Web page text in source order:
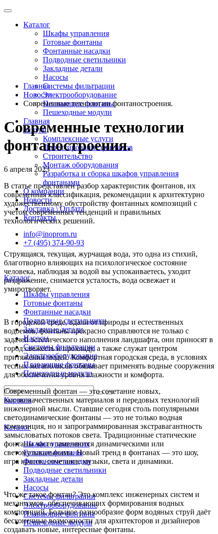
Каталог
Шкафы управления
Готовые фонтаны
Фонтанные насадки
Подводные светильники
Закладные детали
Насосы
Системы фильтрации
Электрооборудование
Плавающие фонтаны
Пешеходные модули
Главная
Услуги
Комплексные услуги
Проектирование фонтанов
Строительство
Монтаж оборудования
Разработка и сборка шкафов управления
фонтанами
О компании
Новости
Доставка \ Оплата
Контакты
info@inoprom.ru
+7 (495) 374-90-93
Каталог
Шкафы управления
Готовые фонтаны
Фонтанные насадки
Подводные светильники
Закладные детали
Насосы
Системы фильтрации
Электрооборудование
Плавающие фонтаны
Пешеходные модули
Корзина
Каталог
Шкафы управления
Готовые фонтаны
Фонтанные насадки
Подводные светильники
Закладные детали
Насосы
Системы фильтрации
Электрооборудование
Плавающие фонтаны
Пешеходные модули
Главная
Новости
Современные технологии фонтаностроения.
Современные технологии
фонтаностроения.
6 апреля 2023
В статье представлен разбор характеристик фонтанов, их
современная классификация, рекомендации к архитектурно
художественному обустройству фонтанных композиций с
учетом современных тенденций и правильных
технологических решений.
Струящаяся, текущая, журчащая вода, это одна из стихий,
благотворно влияющих на психологическое состояние
человека, наблюдая за водой вы успокаиваетесь, уходит
раздражение, снимается усталость, вода освежает и
умиротворяет.
В городской среде, вдали от природы и естественных
водоемов, фонтаны прекрасно справляются не только с
задачей эстетического наполнения ландшафта, они приносят в
город свежесть и прохладу, а также служат центром
притяжения людей. Комфортная городская среда, в условиях
тесных мегаполисов обязывает применять водные сооружения
для обеспечения уровня влажности и комфорта.
Современный фонтан — это сочетание новых,
высококачественных материалов и передовых технологий
инженерной мысли. Ставшие сегодня столь популярными
светодинамические фонтаны — это не только водная
композиция, но и запрограммированная экстравагантность
замысловатых потоков света. Традиционные статические
фонтаны часто заменяются динамическими или
светомузыкальными. Новый тренд в фонтанах — это шоу,
игра красок, сочетание музыки, света и динамики.
Что же такое фонтан? Это комплекс инженерных систем и
механизмов, обеспечивающих формирования водных
композиций. Большое разнообразие форм водяных струй даёт
бесконечные возможности для архитекторов и дизайнеров
создавать новые, интересные фонтаны.